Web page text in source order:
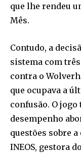
que lhe rendeu
Mês.
Contudo, a
sistema com
contra o
que ocupava a
confusão. O jogo
desempenho
questões sobre
INEOS, gestora